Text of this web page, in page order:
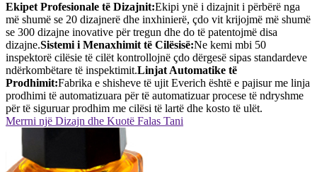
Ekipet Profesionale të Dizajnit:Ekipi ynë i dizajnit i përbërë nga
më shumë se 20 dizajnerë dhe inxhinierë, çdo vit krijojmë më shumë
se 300 dizajne inovative për tregun dhe do të patentojmë disa
dizajne.Sistemi i Menaxhimit të Cilësisë:Ne kemi mbi 50
inspektorë cilësie të cilët kontrollojnë çdo dërgesë sipas standardeve
ndërkombëtare të inspektimit.Linjat Automatike të
Prodhimit:Fabrika e shisheve të ujit Everich është e pajisur me linja
prodhimi të automatizuara për të automatizuar procese të ndryshme
për të siguruar prodhim me cilësi të lartë dhe kosto të ulët.
Merrni një Dizajn dhe Kuotë Falas Tani